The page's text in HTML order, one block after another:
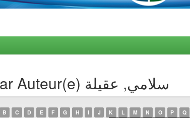
Navigation de collection par Auteur(e) سلامي, عقيلة
B C D E F G H I J K L M N O P Q